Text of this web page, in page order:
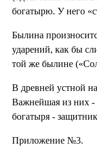
богатырю. У него
Былина
ударений, как бы
той же былине
В древней устной
Важнейшая из них -
богатыря -
Приложение №3.